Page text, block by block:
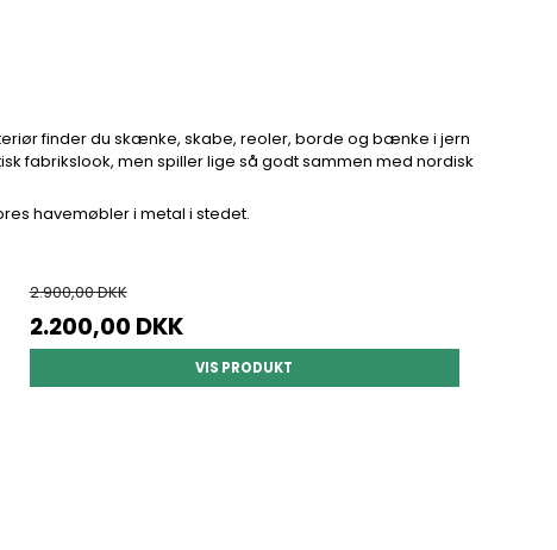
finder du skænke, skabe, reoler, borde og bænke i jern
fabrikslook, men spiller lige så godt sammen med nordisk
havemøbler i metal i stedet.
2.900,00 DKK
2.200,00 DKK
VIS PRODUKT